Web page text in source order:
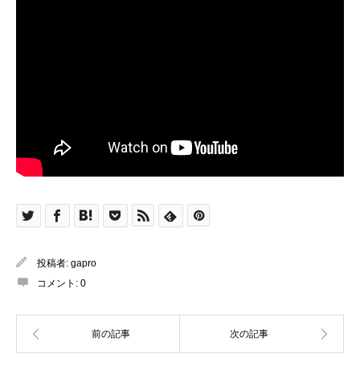
投稿者: gapro
コメント: 0